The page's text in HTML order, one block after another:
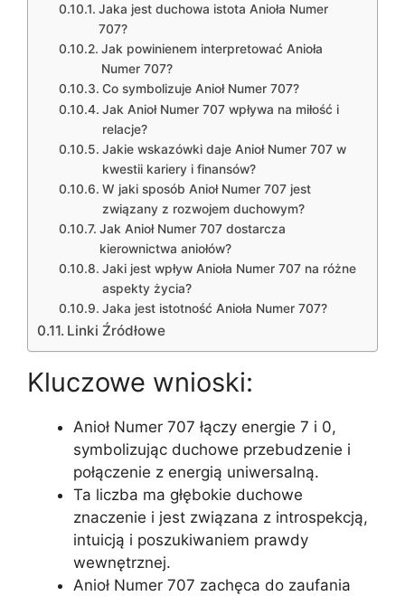
Jaka jest duchowa istota Anioła Numer
707?
Jak powinienem interpretować Anioła
Numer 707?
Co symbolizuje Anioł Numer 707?
Jak Anioł Numer 707 wpływa na miłość i
relacje?
Jakie wskazówki daje Anioł Numer 707 w
kwestii kariery i finansów?
W jaki sposób Anioł Numer 707 jest
związany z rozwojem duchowym?
Jak Anioł Numer 707 dostarcza
kierownictwa aniołów?
Jaki jest wpływ Anioła Numer 707 na różne
aspekty życia?
Jaka jest istotność Anioła Numer 707?
Linki Źródłowe
Kluczowe wnioski:
Anioł Numer 707 łączy energie 7 i 0,
symbolizując duchowe przebudzenie i
połączenie z energią uniwersalną.
Ta liczba ma głębokie duchowe
znaczenie i jest związana z introspekcją,
intuicją i poszukiwaniem prawdy
wewnętrznej.
Anioł Numer 707 zachęca do zaufania